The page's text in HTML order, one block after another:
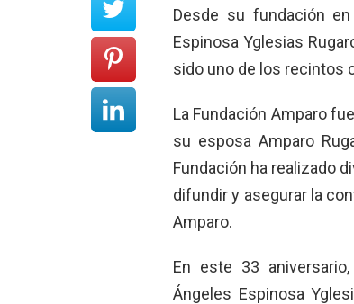
Desde su fundación
Espinosa Yglesias
sido uno de los recintos
La Fundación Amparo
su esposa Amparo
Fundación ha realizado
difundir y asegurar la
Amparo.
En este 33
Ángeles Espinosa